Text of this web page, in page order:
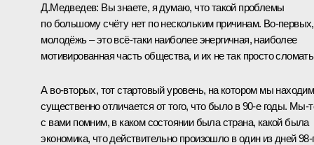
Д.Медведев: Вы знаете, я думаю, что такой проблемы
по большому счёту нет по нескольким причинам. Во‑первых,
молодёжь – это всё‑таки наиболее энергичная, наиболее
мотивированная часть общества, и их не так просто
А во‑вторых, тот стартовый уровень, на котором мы
существенно отличается от того, что было в 90-е годы.
с вами помним, в каком состоянии была страна, какой была
экономика, что действительно произошло в один из дней 98-